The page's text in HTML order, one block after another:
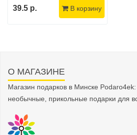
39.5 р. В корзину
О МАГАЗИНЕ
Магазин подарков в Минске
необычные, прикольные подарки для